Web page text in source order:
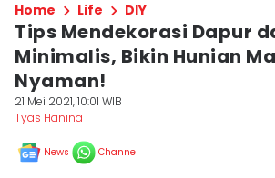
Home Life DIY
Tips Mendekorasi Dapur
Minimalis, Bikin Hunian
Nyaman!
21 Mei 2021, 10:01 WIB
Tyas Hanina
News Channel